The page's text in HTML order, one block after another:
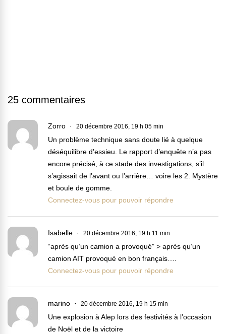
25 commentaires
Zorro 20 décembre 2016, 19 h 05 min
Un problème technique sans doute lié à quelque
déséquilibre d’essieu. Le rapport d’enquête n’a pas
encore précisé, à ce stade des investigations, s’il
s’agissait de l’avant ou l’arrière… voire les 2. Mystère
et boule de gomme.
Connectez-vous pour pouvoir répondre
Isabelle 20 décembre 2016, 19 h 11 min
“après qu’un camion a provoqué” > après qu’un
camion AIT provoqué en bon français….
Connectez-vous pour pouvoir répondre
marino 20 décembre 2016, 19 h 15 min
Une explosion à Alep lors des festivités à l’occasion
de Noël et de la victoire